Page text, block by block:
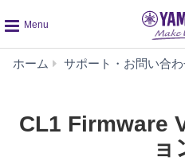
global
navigation
ホーム サポート・お問い合
CL1 Firmware
ョ